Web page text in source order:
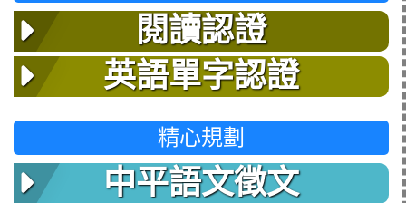
閱讀認證
英語單字認證
精心規劃
中平語文徵文